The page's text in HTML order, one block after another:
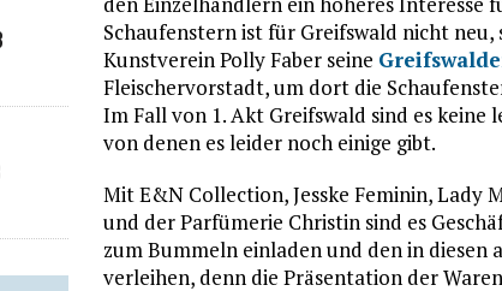
Schaufenstern ist für Greifswald nicht
Kunstverein Polly Faber seine
Fleischervorstadt, um dort die
Im Fall von 1. Akt Greifswald sind es
von denen es leider noch einige gibt.
Mit E&N Collection, Jesske Feminin, Lady
und der Parfümerie Christin sind es
zum Bummeln einladen und den in diesen
verleihen, denn die Präsentation der